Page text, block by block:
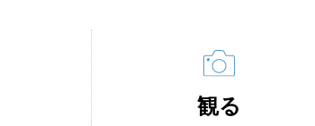
観る